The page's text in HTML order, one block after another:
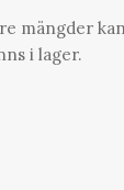
mängder
i lager.